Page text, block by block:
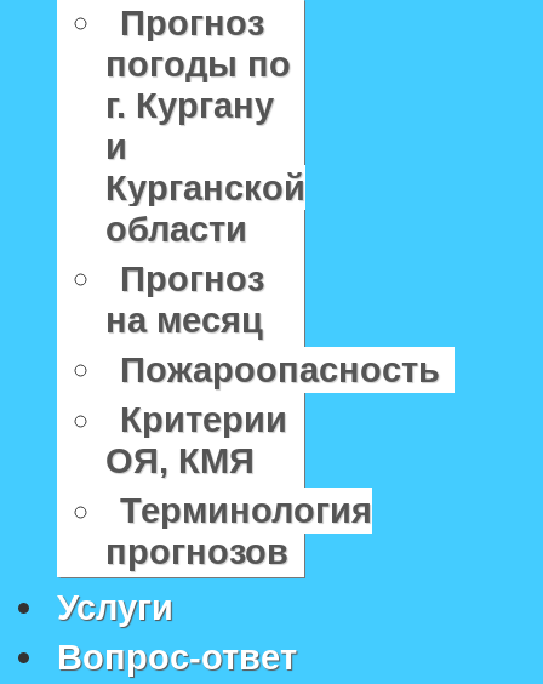
Прогноз
погоды по
г. Кургану
и
Курганской
области
Прогноз
на месяц
Пожароопасность
Критерии
ОЯ, КМЯ
Терминология
прогнозов
Услуги
Вопрос-ответ